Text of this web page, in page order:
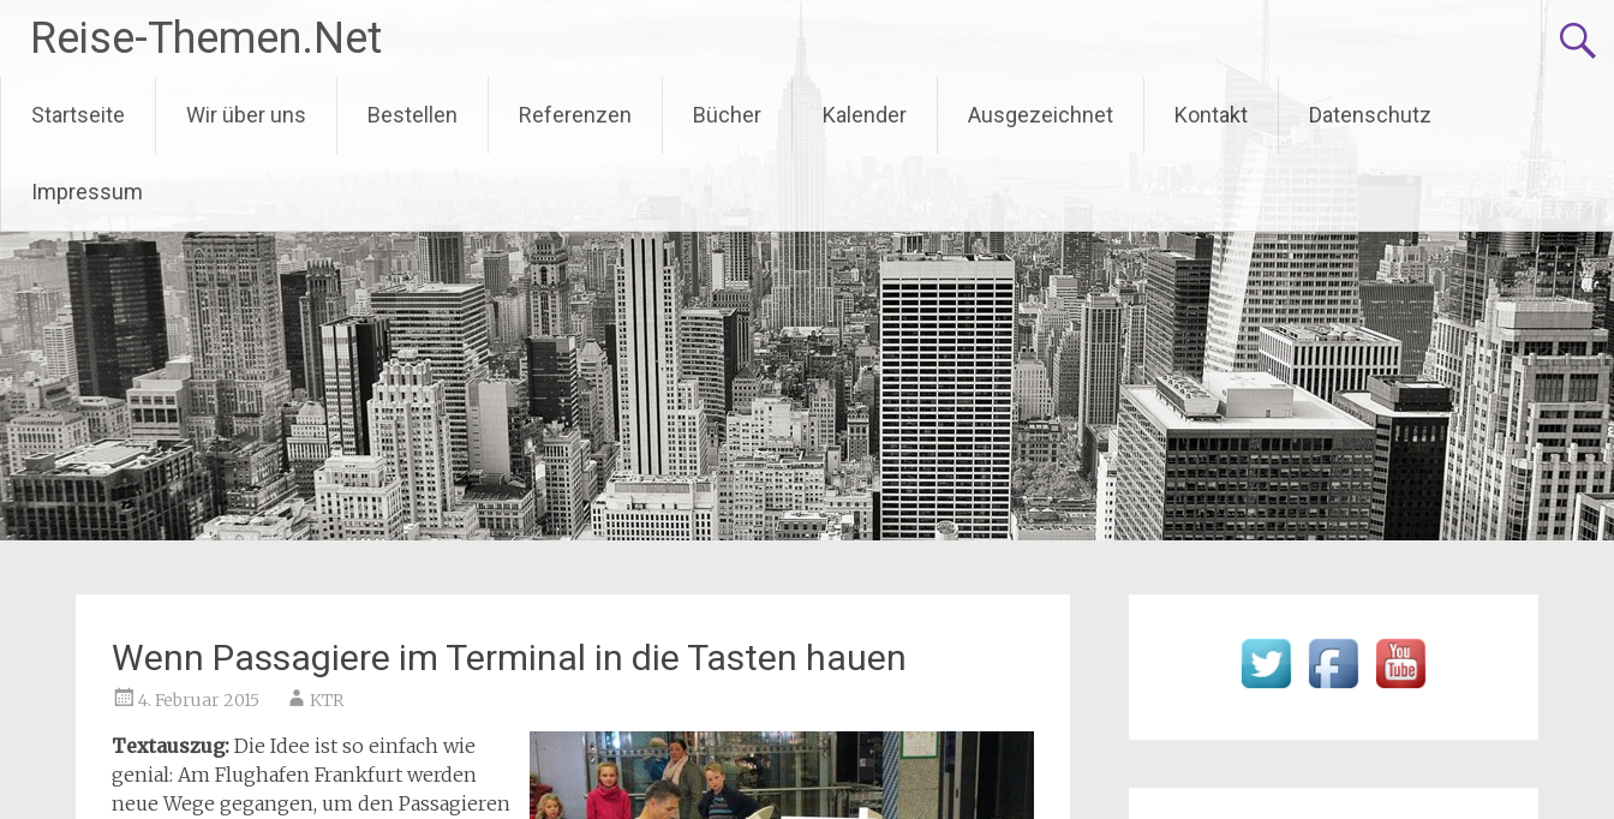
Inhalt
springen
Reise-Themen.Net
Startseite Wir über uns Bestellen Referenzen Bücher Kalender Ausgezeichnet Kontakt Datenschutz
Impressum
Wenn Passagiere im Terminal in die Tasten hauen
4. Februar 2015 KTR
Textauszug: Die Idee ist so einfach wie
genial: Am Flughafen Frankfurt werden
neue Wege gegangen, um den Passagieren